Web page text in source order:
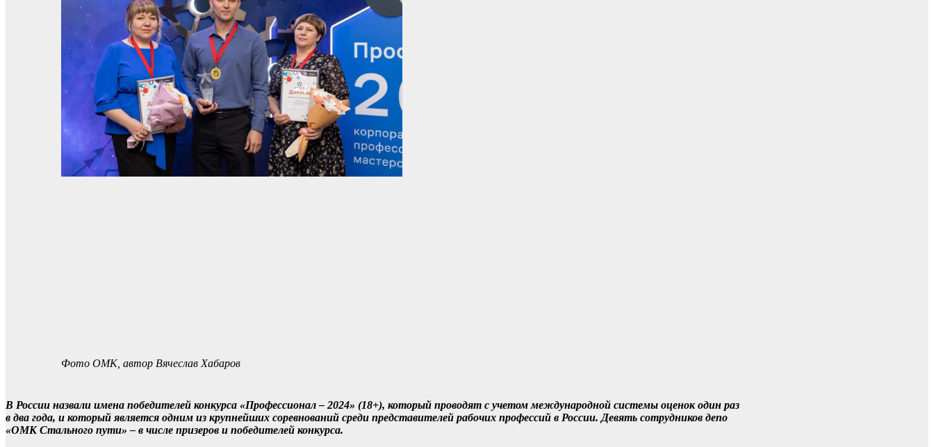
Фото ОМК, автор Вячеслав Хабаров
В России назвали имена победителей конкурса «Профессионал – 2024» (18+), который проводят с учетом международной системы оценок один раз
в два года, и который является одним из крупнейших соревнований среди представителей рабочих профессий в России. Девять сотрудников депо
«ОМК Стального пути» – в числе призеров и победителей конкурса.